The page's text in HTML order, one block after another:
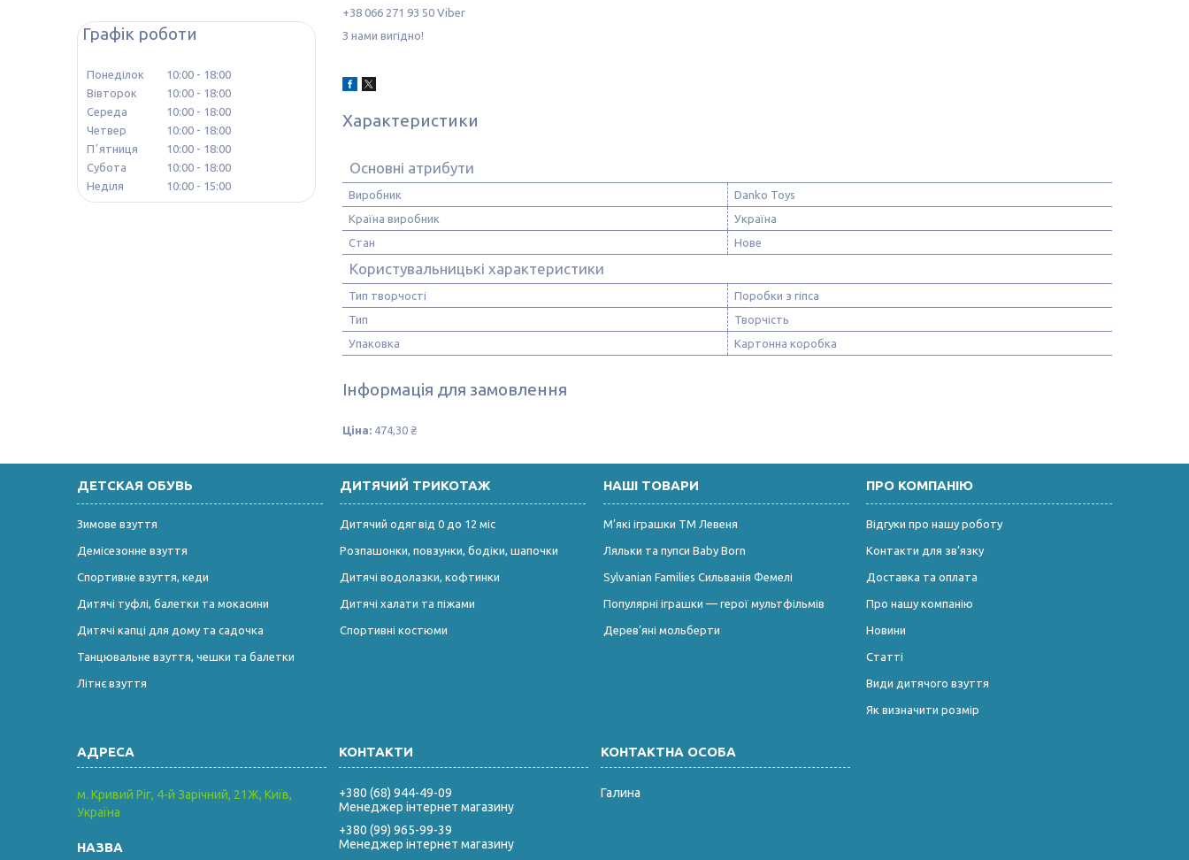
+38 066 271 93 50 Viber
З нами вигідно!
Характеристики
Основні атрибути
Виробник
Danko Toys
Країна виробник
Україна
Стан
Нове
Користувальницькі характеристики
Тип творчості
Поробки з гіпса
Тип
Творчість
Упаковка
Картонна коробка
Інформація для замовлення
Ціна: 474,30 ₴
Графік роботи
Понеділок 10:00
18:00
Вівторок
10:00
18:00
Середа
10:00
18:00
Четвер
10:00
18:00
Пʼятниця
10:00
18:00
Субота
10:00
18:00
Неділя
10:00 15:00
ДЕТСКАЯ ОБУВЬ
Зимове взуття
Демісезонне взуття
Спортивне взуття, кеди
Дитячі туфлі, балетки та мокасини
Дитячі капці для дому та садочка
Танцювальне взуття, чешки та балетки
Літнє взуття
ДИТЯЧИЙ ТРИКОТАЖ
Дитячий одяг від 0 до 12 міс
Розпашонки, повзунки, бодіки, шапочки
Дитячі водолазки, кофтинки
Дитячі халати та піжами
Спортивні костюми
НАШІ ТОВАРИ
М’які іграшки ТМ Левеня
Ляльки та пупси Baby Born
Sylvanian Families Сильванія Фемелі
Популярні іграшки — герої мультфільмів
Дерев’яні мольберти
ПРО КОМПАНІЮ
Відгуки про нашу роботу
Контакти для зв’язку
Доставка та оплата
Про нашу компанію
Новини
Статті
Види дитячого взуття
Як визначити розмір
м. Кривий Ріг, 4-й Зарічний, 21Ж, Київ,
Україна
+380 (68) 944-49-09
Менеджер інтернет магазину
+380 (99) 965-99-39
Менеджер інтернет магазину
Галина